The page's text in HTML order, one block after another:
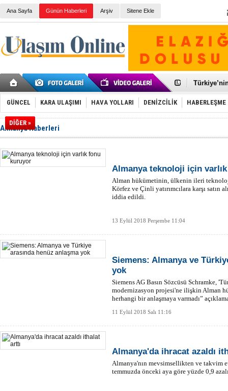
Ana Sayfa Günün Haberleri Arşiv Sitene Ekle
BMW,
Kiralık
VW'de
İzmir-
Toyota
HAVAŞ 21
Rus savaş
GÜNCEL KARA ULAŞIMI HAVA YOLLARI DENİZCİLİK HABERLEŞME
DİĞER »
Almanya Haberleri
Almanya teknoloji için
Alman hükümetinin, ülkenin ileri
Körfez ve Çinli yatırımcılara karşı satın
iddia edildi.
13 Eylül 2018 Perşembe 11:04
Siemens: Almanya ve
yok
Siemens AG Basın Sözcüsü Schramke,
modernizasyon projesi'ne ilişkin Alman
herhangi bir anlaşmaya varmadı”
11 Eylül 2018 Salı 11:16
Almanya'da ihracat azaldı
Almanya'nın mevsimsellikten ve takvim
temmuzda önceki aya göre yüzde 0,9
4